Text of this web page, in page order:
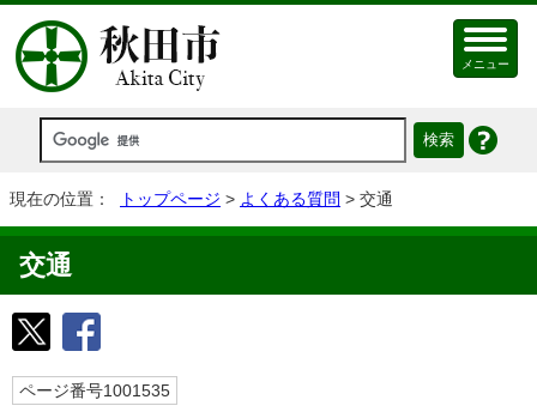
メニュー
現在の位置： トップページ > よくある質問 > 交通
交通
ページ番号1001535